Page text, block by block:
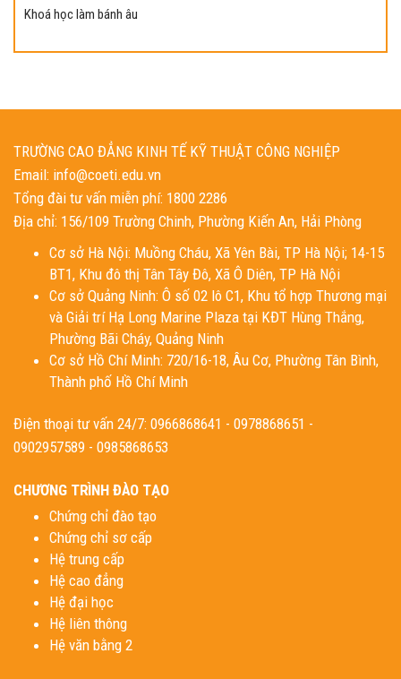
Khoá học làm bánh âu
TRƯỜNG CAO ĐẲNG KINH TẾ KỸ THUẬT CÔNG NGHIỆP
Email: info@coeti.edu.vn
Tổng đài tư vấn miễn phí: 1800 2286
Địa chỉ: 156/109 Trường Chinh, Phường Kiến An, Hải Phòng
Cơ sở Hà Nội: Muồng Cháu, Xã Yên Bài, TP Hà Nội; 14-15
BT1, Khu đô thị Tân Tây Đô, Xã Ô Diên, TP Hà Nội
Cơ sở Quảng Ninh: Ô số 02 lô C1, Khu tổ hợp Thương mại
và Giải trí Hạ Long Marine Plaza tại KĐT Hùng Thắng,
Phường Bãi Cháy, Quảng Ninh
Cơ sở Hồ Chí Minh: 720/16-18, Âu Cơ, Phường Tân Bình,
Thành phố Hồ Chí Minh
Điện thoại tư vấn 24/7: 0966868641 - 0978868651 -
0902957589 - 0985868653
CHƯƠNG TRÌNH ĐÀO TẠO
Chứng chỉ đào tạo
Chứng chỉ sơ cấp
Hệ trung cấp
Hệ cao đẳng
Hệ đại học
Hệ liên thông
Hệ văn bằng 2